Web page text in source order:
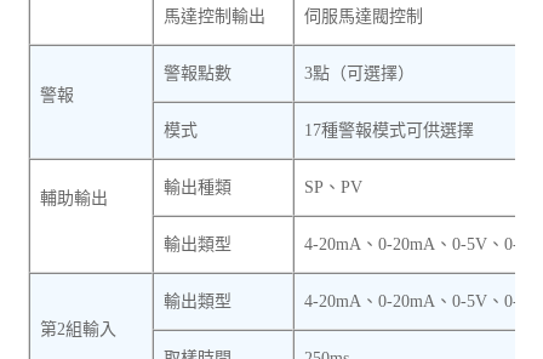
馬達控制輸出 伺服馬達閥控制
警報
警報點數 3點（可選擇）
模式 17種警報模式可供選擇
輔助輸出
輸出種類 SP、PV
輸出類型 4-20mA、0-20mA、0-5V、0-
第2組輸入
輸出類型 4-20mA、0-20mA、0-5V、0-